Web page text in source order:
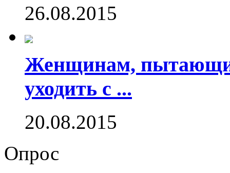
26.08.2015
Женщинам,
уходить с ...
20.08.2015
Опрос